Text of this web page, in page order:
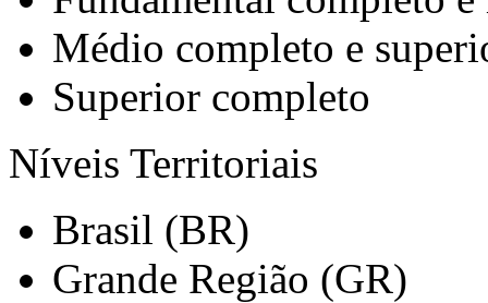
Médio completo e
Superior completo
Níveis Territoriais
Brasil (BR)
Grande Região (GR)